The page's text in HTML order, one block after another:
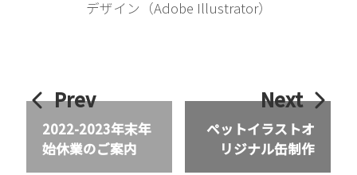
デザイン（Adobe Illustrator）
Prev
2022-2023年末年
始休業のご案内
Next
ペットイラストオ
リジナル缶制作